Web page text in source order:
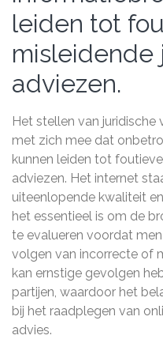
leiden tot
misleidende
adviezen.
Het stellen van juridische
met zich mee dat
kunnen leiden tot
adviezen. Het internet
uiteenlopende kwaliteit
het essentieel is om de
te evalueren voordat
volgen van incorrecte of
kan ernstige gevolgen
partijen, waardoor het
bij het raadplegen van
advies.